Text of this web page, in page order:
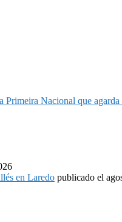
Primeira Nacional que
en Laredo publicado el